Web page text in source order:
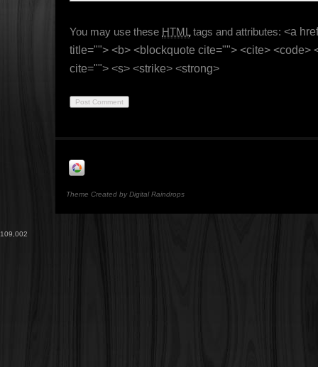
You may use these HTML tags and attributes: <a
title=""> <b> <blockquote cite=""> <cite> <code>
cite=""> <s> <strike> <strong>
Theme Created by Digital Raindrops
109,002